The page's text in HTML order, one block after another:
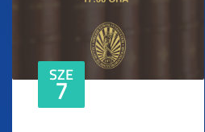
SZE
7